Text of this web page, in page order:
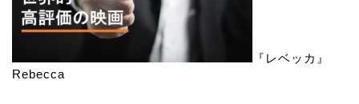
『レベッカ』
Rebecca